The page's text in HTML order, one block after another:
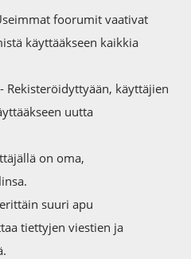
foorumit vaativat
käyttääkseen kaikkia
- Rekisteröidyttyään, käyttäjien
uutta
on oma,
suuri apu
tiettyjen viestien ja